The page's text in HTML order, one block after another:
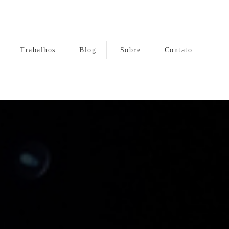
Trabalhos Blog Sobre Contato